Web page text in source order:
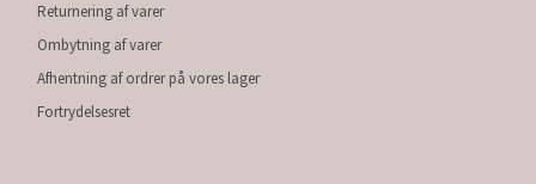
Returnering af varer
Ombytning af varer
Afhentning af ordrer på vores lager
Fortrydelsesret